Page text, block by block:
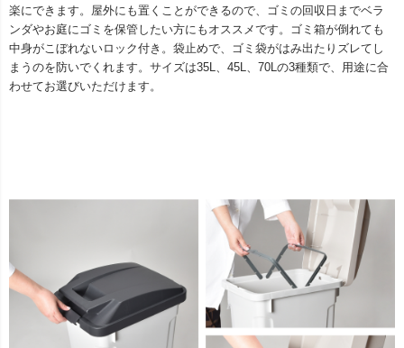
楽にできます。屋外にも置くことができるので、ゴミの回収日までベラ
ンダやお庭にゴミを保管したい方にもオススメです。ゴミ箱が倒れても
中身がこぼれないロック付き。袋止めで、ゴミ袋がはみ出たりズレてし
まうのを防いでくれます。サイズは35L、45L、70Lの3種類で、用途に合
わせてお選びいただけます。